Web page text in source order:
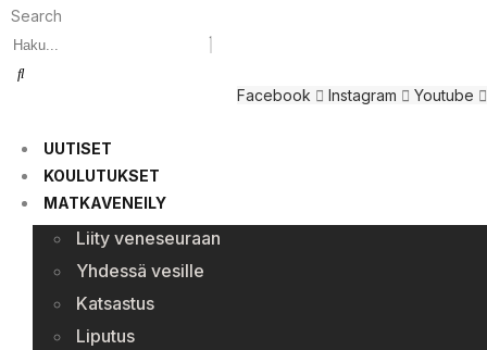
Search
Facebook Instagram Youtube
UUTISET
KOULUTUKSET
MATKAVENEILY
Liity veneseuraan
Yhdessä vesille
Katsastus
Liputus